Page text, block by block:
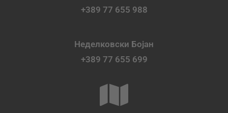
+389 77 655 988
Неделковски Бојан
+389 77 655 699